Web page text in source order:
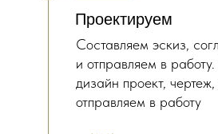
Проектируем
Составляем эскиз,
и отправляем в
дизайн проект,
отправляем в работу